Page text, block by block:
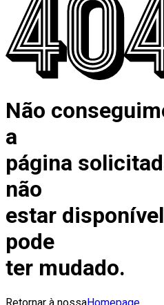
Não
a
página
não
estar
pode
ter mudado.